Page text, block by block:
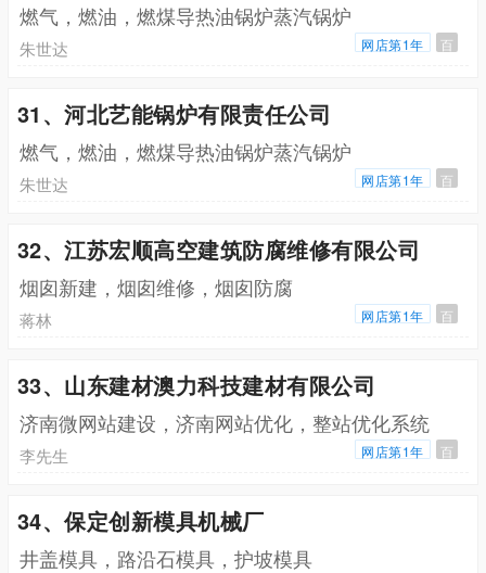
燃气，燃油，燃煤导热油锅炉蒸汽锅炉
朱世达 网店第1年 百
31、河北艺能锅炉有限责任公司
燃气，燃油，燃煤导热油锅炉蒸汽锅炉
朱世达 网店第1年 百
32、江苏宏顺高空建筑防腐维修有限公司
烟囱新建，烟囱维修，烟囱防腐
蒋林 网店第1年 百
33、山东建材澳力科技建材有限公司
济南微网站建设，济南网站优化，整站优化系统
李先生 网店第1年 百
34、保定创新模具机械厂
井盖模具，路沿石模具，护坡模具